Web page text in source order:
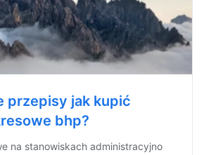
przepisy jak kupić
bhp?
na stanowiskach administracyjno